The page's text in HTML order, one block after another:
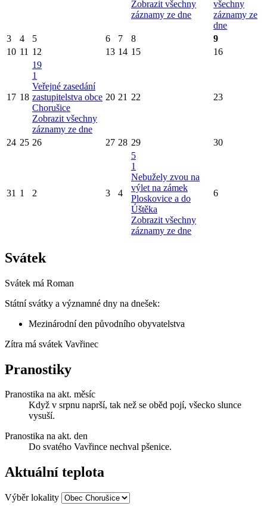
Zobrazit všechny
záznamy ze dne
všechny
záznamy ze
dne
3
4 5 6 7 8
9
10 11 12 13 14 15 16
17 18
19
1
Veřejné zasedání
zastupitelstva obce
Chorušice
Zobrazit všechny
záznamy ze dne
20 21 22 23
24 25 26 27 28 29 30
31 1 2 3 4
5
1
Nebužely zvou na
výlet na zámek
Ploskovice a do
Úštěka
Zobrazit všechny
záznamy ze dne
6
Svátek
Svátek má Roman
Státní svátky a významné dny na dnešek:
Mezinárodní den původního obyvatelstva
Zítra má svátek Vavřinec
Pranostiky
Pranostika na akt. měsíc
Když v srpnu naprší, tak než se oběd pojí, všecko slunce
vysuší.
Pranostika na akt. den
Do svatého Vavřince nechval pšenice.
Aktuální teplota
Výběr lokality